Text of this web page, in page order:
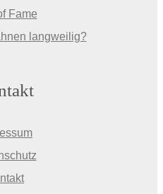
Fame
langweilig?